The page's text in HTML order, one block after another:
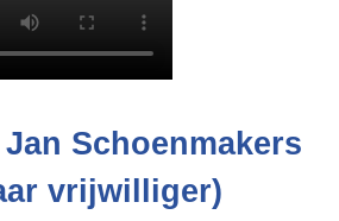
Schoenmakers
vrijwilliger)